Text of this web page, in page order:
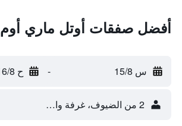
أفضل صفقات أوتل ماري أوم
س 15/8 - ح 16/8
2 من الضيوف، غرفة واحدة